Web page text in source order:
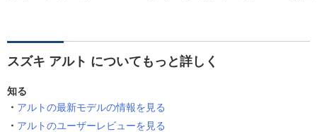
スズキ アルト についてもっと詳しく
知る
アルトの最新モデルの情報を見る
アルトのユーザーレビューを見る